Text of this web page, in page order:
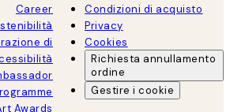
Career
di
Awards
Condizioni di acquisto
Privacy
Cookies
Richiesta annullamento
ordine
Gestire i cookie